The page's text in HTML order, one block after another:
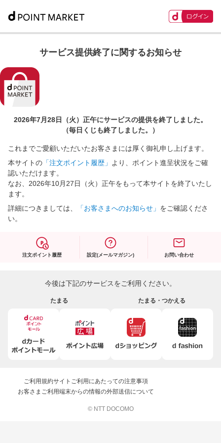
サービス提供終了に関するお知らせ
2026年7月28日（火）正午にサービスの提供を終了しました。
（毎日くじも終了しました。）
これまでご愛顧いただいたお客さまには厚く御礼申し上げます。
本サイトの 「注文ポイント履歴」
より、ポイント進呈状況をご確
認いただけます。
なお、2026年10月27日（火）正午をもって本サイトを終了いたし
ます。
詳細につきましては、
「お客さまへのお知らせ」 をご確認くださ
い。
注文ポイント履歴 設定(メールマガジン) お問い合わせ
今後は下記のサービスをご利用ください。
たまる たまる・つかえる
ご利用規約サイトご利用にあたっての注意事項
お客さまご利用端末からの情報の外部送信について
© NTT DOCOMO